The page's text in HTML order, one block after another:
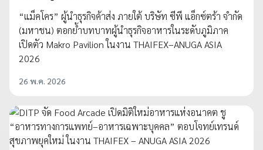
“แม็คโคร” ผู้นำธุรกิจค้าส่ง ภายใต้ บริษัท ซีพี แอ็กซ์ตร้า จำกัด
(มหาชน) ตอกย้ำบทบาทผู้นำธุรกิจอาหารในระดับภูมิภาค
เปิดตัว Makro Pavilion ในงาน THAIFEX–ANUGA ASIA
2026
26 พ.ค. 2026